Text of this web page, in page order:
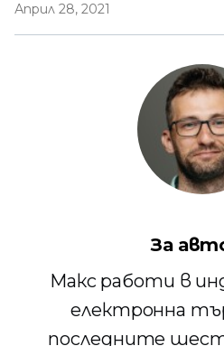
Април 28, 2021
За
Макс работи в
електронна
последните